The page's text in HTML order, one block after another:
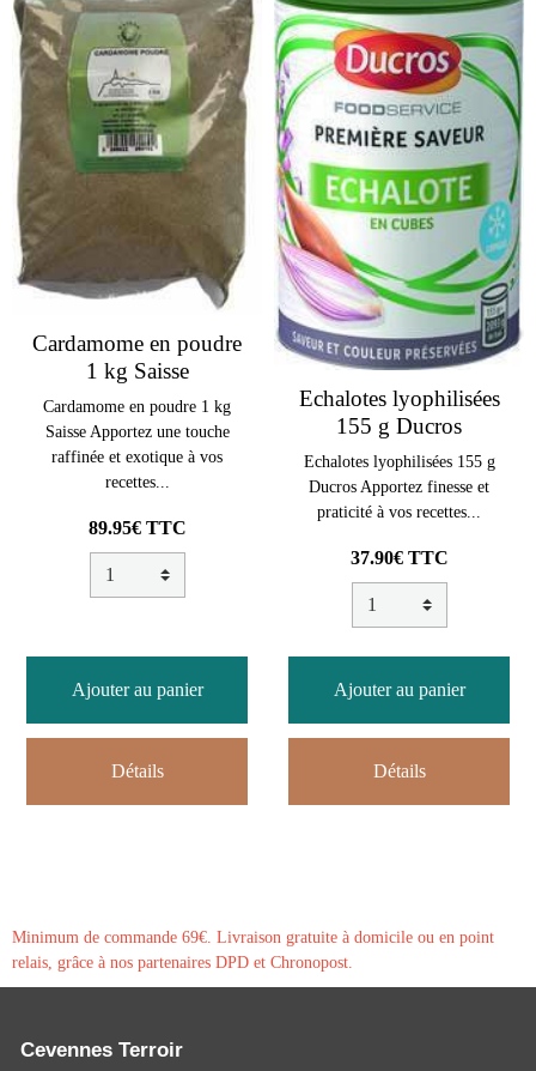
Cardamome en poudre
1 kg Saisse
Cardamome en poudre 1 kg
Saisse Apportez une touche
raffinée et exotique à vos
recettes...
89.95€ TTC
Ajouter au panier
Détails
Echalotes lyophilisées
155 g Ducros
Echalotes lyophilisées 155 g
Ducros Apportez finesse et
praticité à vos recettes...
37.90€ TTC
Ajouter au panier
Détails
Minimum de commande 69€. Livraison gratuite à domicile ou en point
relais, grâce à nos partenaires DPD et Chronopost.
Cevennes Terroir